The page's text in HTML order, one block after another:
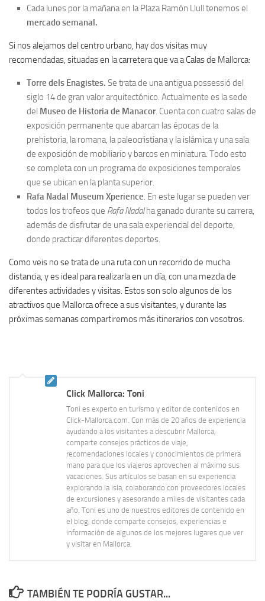
Cada lunes por la mañana en la Plaza Ramón Llull tenemos el
mercado semanal.
Si nos alejamos del centro urbano, hay dos visitas muy
recomendadas, situadas en la carretera que va a Calas de Mallorca:
Torre dels Enagistes. Se trata de una antigua possessió del
siglo 14 de gran valor arquitectónico. Actualmente es la sede
del Museo de Historia de Manacor. Cuenta con cuatro salas de
exposición permanente que abarcan las épocas de la
prehistoria, la romana, la paleocristiana y la islámica y una sala
de exposición de mobiliario y barcos en miniatura. Todo esto
se completa con un programa de exposiciones temporales
que se ubican en la planta superior.
Rafa Nadal Museum Xperience . En este lugar se pueden ver
todos los trofeos que Rafa Nadalha ganado durante su carrera,
además de disfrutar de una sala experiencial del deporte,
donde practicar diferentes deportes.
Como veis no se trata de una ruta con un recorrido de mucha
distancia, y es ideal para realizarla en un día, con una mezcla de
diferentes actividades y visitas. Estos son solo algunos de los
atractivos que Mallorca ofrece a sus visitantes, y durante las
próximas semanas compartiremos más itinerarios con vosotros.
Click Mallorca: Toni
Toni es experto en turismo y editor de contenidos en
Click-Mallorca.com. Con más de 20 años de experiencia
ayudando a los visitantes a descubrir Mallorca,
comparte consejos prácticos de viaje,
recomendaciones locales y conocimientos de primera
mano para que los viajeros aprovechen al máximo sus
vacaciones. Sus artículos se basan en su experiencia
explorando la isla, colaborando con proveedores locales
de excursiones y asesorando a miles de visitantes cada
año. Toni es uno de nuestros editores de contenido en
el blog, donde comparte consejos, experiencias e
información de algunos de los mejores lugares que ver
y visitar en Mallorca.
TAMBIÉN TE PODRÍA GUSTAR...